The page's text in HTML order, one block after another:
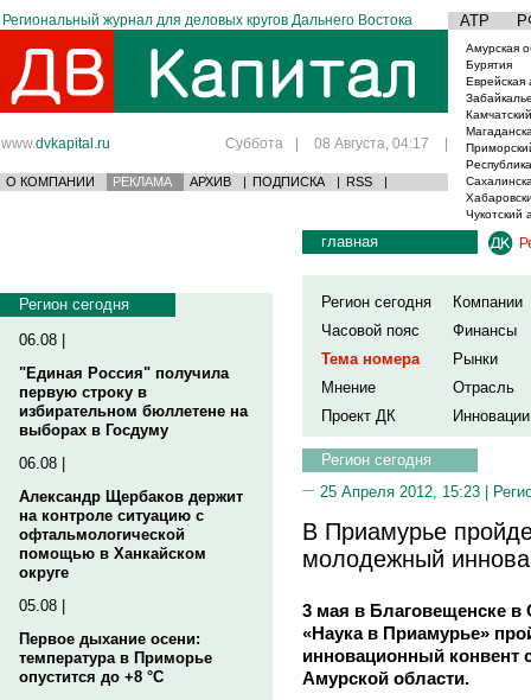
Региональный журнал для деловых кругов Дальнего Востока АТР
www.dvkapital.ru Суббота | 08 Августа, 04:17 |
О КОМПАНИИ РЕКЛАМА АРХИВ | ПОДПИСКА | RSS |
Амурская
Бурятия
Еврейская
Чукотский
Регион сегодня
06.08 |
"Единая Россия" получила
первую строку в
избирательном бюллетене на
выборах в Госдуму
06.08 |
Александр Щербаков держит
на контроле ситуацию с
офтальмологической
помощью в Ханкайском
округе
05.08 |
Первое дыхание осени:
температура в Приморье
опустится до +8 °C
главная
Регион сегодня
Компании
Часовой пояс
Финансы
Тема номера
Рынки
Мнение
Отрасль
Проект ДК
Инновации
Регион сегодня
25 Апреля 2012, 15:23 |
В Приамурье
молодежный
3 мая в Благовещенске в
«Наука в Приамурье»
инновационный конвент
Амурской области.